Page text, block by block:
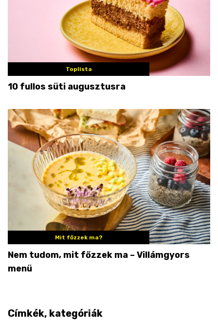
Toplista
10 fullos süti augusztusra
Mit főzzek ma?
Nem tudom, mit főzzek ma – Villámgyors
menü
Címkék, kategóriák